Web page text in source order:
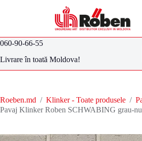
060-90-66-55
Livrare în toată Moldova!
Roeben.md / Klinker - Toate produsele /
Pavaj Klinker Roben SCHWABING grau-